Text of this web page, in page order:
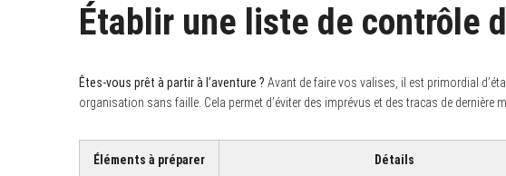
Établir une liste de contrôle
Êtes-vous prêt à partir à l’aventure ? Avant de faire vos valises, il est primordial
organisation sans faille. Cela permet d’éviter des imprévus et des tracas de dernière
Éléments à préparer Détails